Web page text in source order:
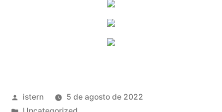
Publicado
istern
5 de agosto de 2022